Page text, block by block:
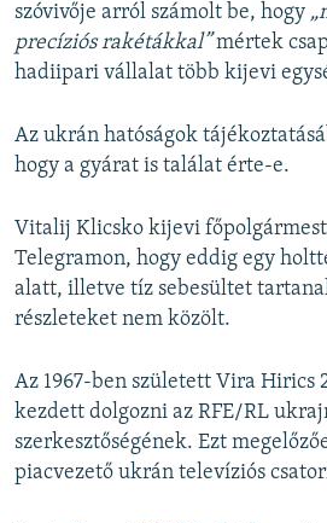
szóvivője arról számolt be, hogy
precíziós rakétákkal”mértek
hadiipari vállalat több kijevi
Az ukrán hatóságok
hogy a gyárat is találat érte-e.
Vitalij Klicsko kijevi
Telegramon, hogy eddig egy
alatt, illetve tíz sebesültet
részleteket nem közölt.
Az 1967-ben született Vira Hirics
kezdett dolgozni az RFE/RL
szerkesztőségének. Ezt
piacvezető ukrán televíziós